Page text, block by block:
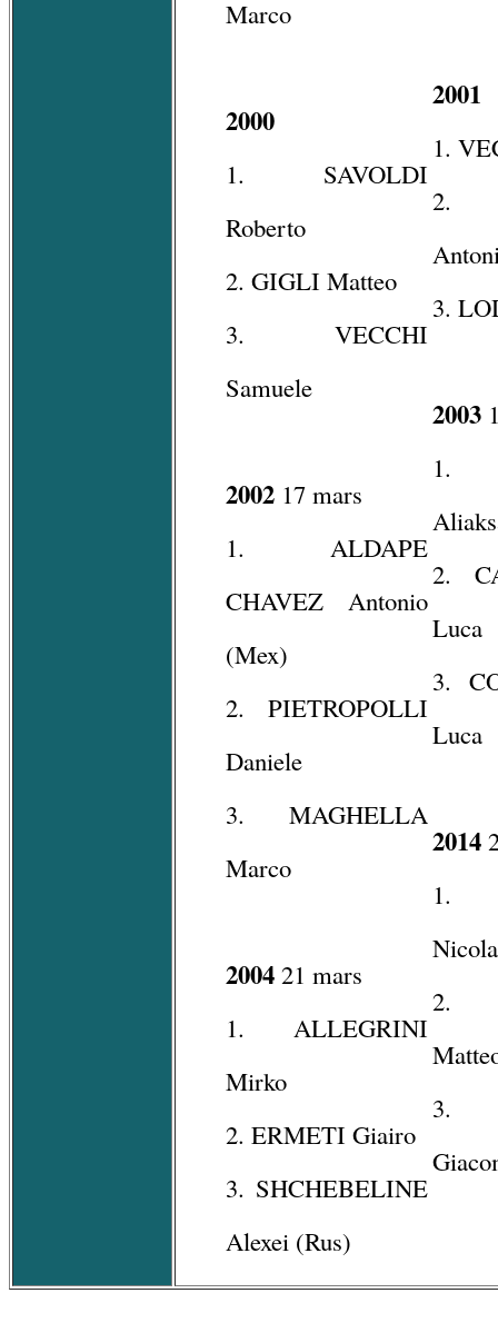
Marco
2000
1. SAVOLDI
Roberto
2. GIGLI Matteo
3. VECCHI
Samuele
2002 17 mars
1. ALDAPE
CHAVEZ Antonio
(Mex)
2. PIETROPOLLI
Daniele
3. MAGHELLA
Marco
2004 21 mars
1. ALLEGRINI
Mirko
2. ERMETI Giairo
3. SHCHEBELINE
Alexei (Rus)
2001
1.
2.
3.
2003
1.
2.
Luca
3.
Luca
2014
1.
Nicola
2.
3.